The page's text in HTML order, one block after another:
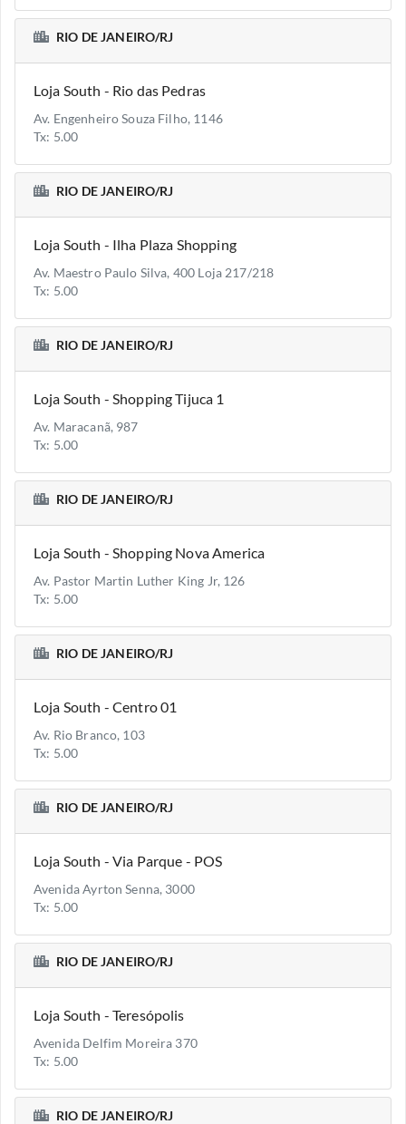
RIO DE JANEIRO/RJ
Loja South - Rio das Pedras
Av. Engenheiro Souza Filho, 1146
Tx: 5.00
RIO DE JANEIRO/RJ
Loja South - Ilha Plaza Shopping
Av. Maestro Paulo Silva, 400 Loja 217/218
Tx: 5.00
RIO DE JANEIRO/RJ
Loja South - Shopping Tijuca 1
Av. Maracanã, 987
Tx: 5.00
RIO DE JANEIRO/RJ
Loja South - Shopping Nova America
Av. Pastor Martin Luther King Jr, 126
Tx: 5.00
RIO DE JANEIRO/RJ
Loja South - Centro 01
Av. Rio Branco, 103
Tx: 5.00
RIO DE JANEIRO/RJ
Loja South - Via Parque - POS
Avenida Ayrton Senna, 3000
Tx: 5.00
RIO DE JANEIRO/RJ
Loja South - Teresópolis
Avenida Delfim Moreira 370
Tx: 5.00
RIO DE JANEIRO/RJ